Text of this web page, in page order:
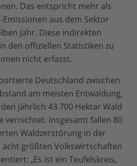
Das entspricht mehr als
aus dem Sektor
Jahr. Diese indirekten
den offiziellen Statistiken zu
nicht erfasst.
Deutschland zwischen
am meisten Entwaldung,
jährlich 43.700 Hektar Wald
vernichtet. Insgesamt fallen 80
Waldzerstörung in der
acht größten Volkswirtschaften
„Es ist ein Teufelskreis,